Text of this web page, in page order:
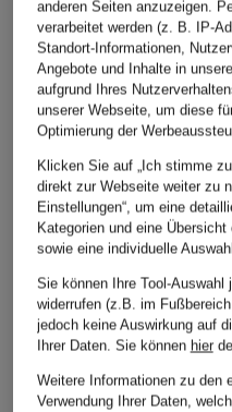
anderen Seiten anzuzeigen.
verarbeitet werden (z. B. IP-
Standort-Informationen,
Angebote und Inhalte in
aufgrund Ihres
unserer Webseite, um diese
Optimierung der
Klicken Sie auf „Ich stimme
direkt zur Webseite weiter zu
Einstellungen“, um eine
Kategorien und eine
sowie eine individuelle
Sie können Ihre Tool-Auswahl
widerrufen (z.B. im
jedoch keine Auswirkung auf
Ihrer Daten. Sie können hier
Weitere Informationen zu den
Verwendung Ihrer Daten,